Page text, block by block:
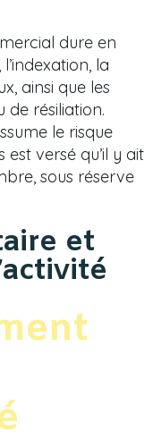
dure en
la
ainsi que les
de résiliation.
le risque
versé qu’il y ait
sous réserve
et